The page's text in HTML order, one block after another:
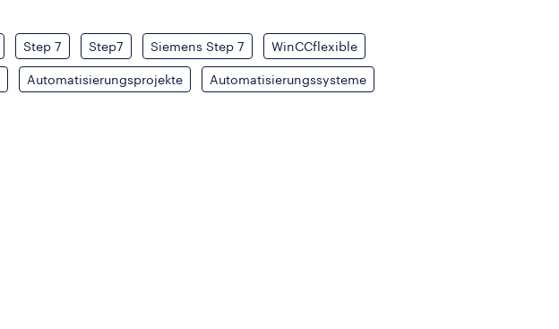
Step 7 Step7 Siemens Step 7 WinCCflexible
Automatisierungsprojekte Automatisierungssysteme